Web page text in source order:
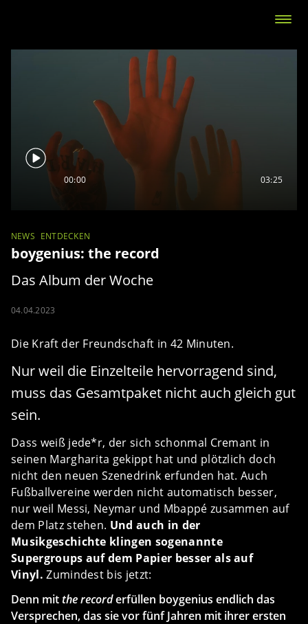
00:00 03:25
NEWS ENTDECKEN
boygenius: the record
Das Album der Woche
04.04.2023
Die Kraft der Freundschaft in 42 Minuten.
Nur weil die Einzelteile hervorragend sind,
muss das Gesamtpaket nicht auch gleich gut
sein.
Dass weiß jede*r, der sich schonmal Cremant in
seinen Margharita gekippt hat und plötzlich doch
nicht den neuen Szenedrink erfunden hat. Auch
Fußballvereine werden nicht automatisch besser,
nur weil Messi, Neymar und Mbappé zusammen auf
dem Platz stehen. Und auch in der
Musikgeschichte klingen sogenannte
Supergroups auf dem Papier besser als auf
Vinyl. Zumindest bis jetzt:
Denn mitthe recorderfüllen boygenius endlich das
Versprechen, das sie vor fünf Jahren mit ihrer ersten